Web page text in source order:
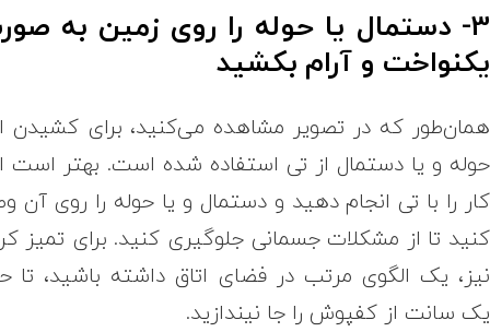
3- دستمال یا حوله را روی زمین به
یکنواخت و آرام بکشید
همان‌طور که در تصویر مشاهده می‌کنید، برای کشیدن
حوله و یا دستمال از تی استفاده شده است. بهتر است
کار را با تی انجام دهید و دستمال و یا حوله را روی آن
کنید تا از مشکلات جسمانی جلوگیری کنید. برای تمیز
نیز، یک الگوی مرتب در فضای اتاق داشته باشید، تا
یک سانت از کفپوش را جا نیندازید.